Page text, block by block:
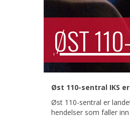
ØST
Øst 110-sentral IKS
Øst 110-sentral er
hendelser som faller